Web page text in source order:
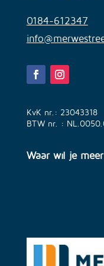
0184-612347
KvK nr.: 23043318
BTW nr. :
Waar wil je